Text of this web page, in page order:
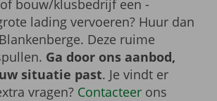
bouw/klusbedrijf een -
lading vervoeren? Huur dan
Deze ruime
Ga door ons aanbod,
situatie past. Je vindt er
vragen? Contacteerons